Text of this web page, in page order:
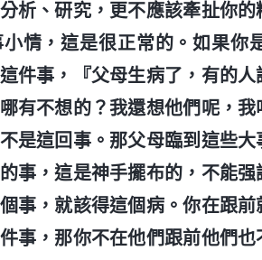
析、研究，更不應該牽扯你
情，這是很正常的。如果你
件事，『父母生病了，有的
有不想的？我還想他們呢，
是這回事。那父母臨到這些
事，這是神手擺布的，不能
事，就該得這個病。你在跟
事，那你不在他們跟前他們